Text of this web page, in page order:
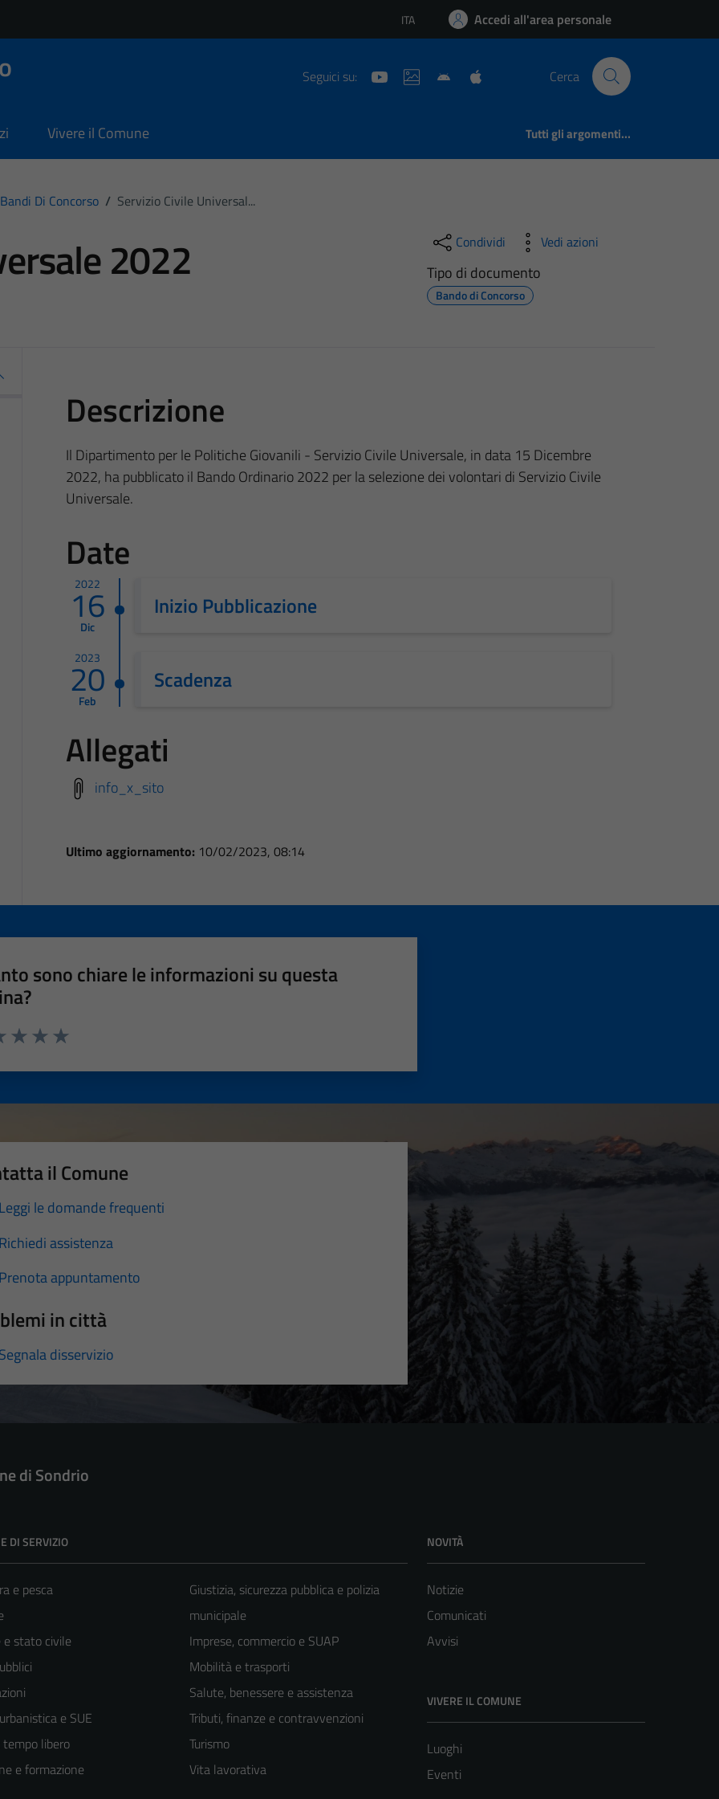
Lingua attiva:
ITA Accedi all'area personale
Seguici su: Cerca
Vivere il Comune Tutti gli argomenti...
Bandi Di Concorso / Servizio Civile Universal...
2022 Condividi Vedi azioni
Tipo di documento
Bando di Concorso
Descrizione
Il Dipartimento per le Politiche Giovanili - Servizio Civile Universale, in data 15 Dicembre
2022, ha pubblicato il Bando Ordinario 2022 per la selezione dei volontari di Servizio Civile
Universale.
Date
2022
16
Dic
Inizio Pubblicazione
2023
20
Feb
Scadenza
Allegati
info_x_sito
Ultimo aggiornamento: 10/02/2023, 08:14
sono chiare le informazioni su questa
il Comune
Leggi le domande frequenti
Richiedi assistenza
Prenota appuntamento
in città
Segnala disservizio
di Sondrio
DI SERVIZIO
e pesca
e stato civile
e SUE
libero
e formazione
Giustizia, sicurezza pubblica e polizia
municipale
Imprese, commercio e SUAP
Mobilità e trasporti
Salute, benessere e assistenza
Tributi, finanze e contravvenzioni
Turismo
Vita lavorativa
NOVITÀ
Notizie
Comunicati
Avvisi
VIVERE IL COMUNE
Luoghi
Eventi